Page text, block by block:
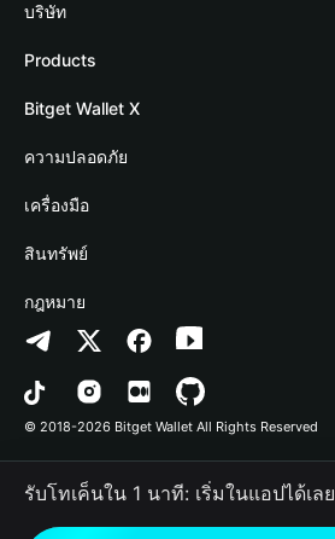
บริษัท
เกี่ยวกับ Bitget Wallet
Blog
Academy
ข่าวสารด้านคริปโต
ศูนย์ช่วยเหลือ
ติดต่อเรา
ทรัพยากรข้อมูลของแบรนด์
อาชีพ
Products
Crypto Card
Stablecoin Earn
Payfi Crypto
Crypto Swap API
Altcoin Season Index
Prediction Markets
DApp
RWA
Bitget Wallet X
นักพัฒนา
เชื่อมต่อ Wallet
Bitget Wallet Pay
ลิสต์โปรเจกต์
ความปลอดภัย
Protection Fund
เทคโนโลยีความปลอดภัย
เครื่องมือ
ซื้อคริปโต
การตรวจจับการอนุญาต
การตรวจจับสัญญา
การโอนเป็นชุด
สินทรัพย์
Arbitrum
Avalanche
Bitcoin
Polygon
กฎหมาย
นโยบายความเป็นส่วนตัว
ข้อตกลงในการใช้บริการ
© 2018-2026 Bitget Wallet All Rights Reserved
รับโทเค็นใน 1 นาที: เริ่มในแอปได้เลย